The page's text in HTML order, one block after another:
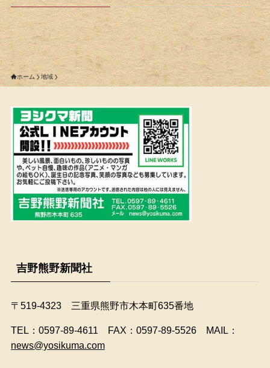
ホーム 地域
吉野熊野新聞社
〒519-4323 三重県熊野市木本町635番地
​TEL：0597-89-4611 FAX：0597-89-5526 MAIL：
news@yosikuma.com